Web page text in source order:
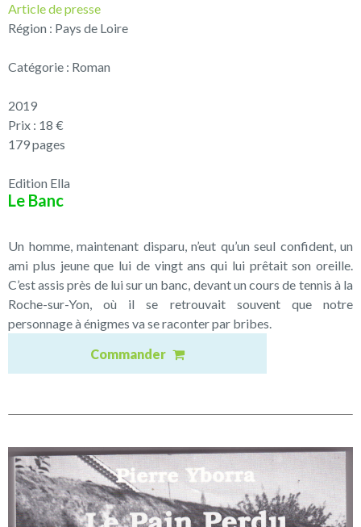
Article de presse
Région : Pays de Loire
Catégorie : Roman
2019
Prix : 18 €
179 pages
Edition Ella
Le Banc
Un homme, maintenant disparu, n’eut qu’un seul confident, un
ami plus jeune que lui de vingt ans qui lui prêtait son oreille.
C’est assis près de lui sur un banc, devant un cours de tennis à la
Roche-sur-Yon, où il se retrouvait souvent que notre
personnage à énigmes va se raconter par bribes.
Commander